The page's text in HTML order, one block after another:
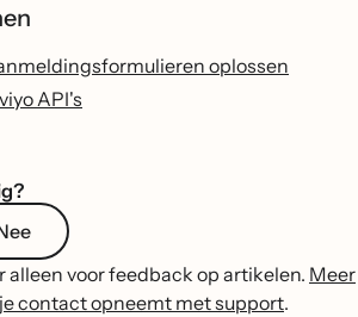
oplossen
API's
voor feedback op artikelen. Meer
contact opneemt met support.